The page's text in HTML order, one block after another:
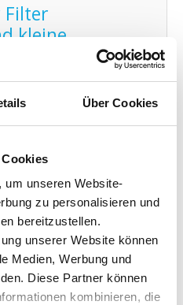
Über Cookies
um unseren Website-
zu personalisieren und
bereitzustellen.
unserer Website können
Medien, Werbung und
Diese Partner können
kombinieren, die
Filter
kleine
Wernig G90-200
auf einfache Weise
neuen Filter in Ihr
(KWL) Element
für den Austausch Ihres
auch problemlos
indem Sie Ihr
Probiotika reinigen.
G3 Preis:
von 92%.
G3 Filters muss den